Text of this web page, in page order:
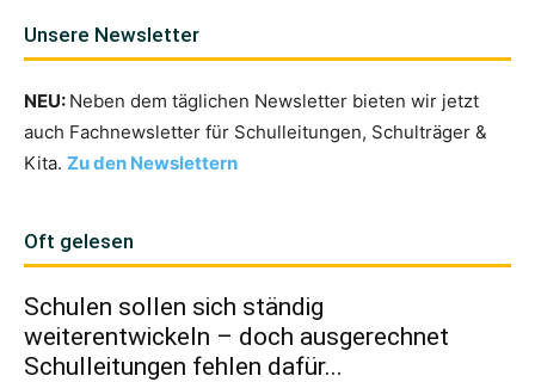
Unsere Newsletter
NEU: Neben dem täglichen Newsletter bieten wir jetzt
auch Fachnewsletter für Schulleitungen, Schulträger &
Kita. Zu den Newslettern
Oft gelesen
Schulen sollen sich ständig
weiterentwickeln – doch ausgerechnet
Schulleitungen fehlen dafür...